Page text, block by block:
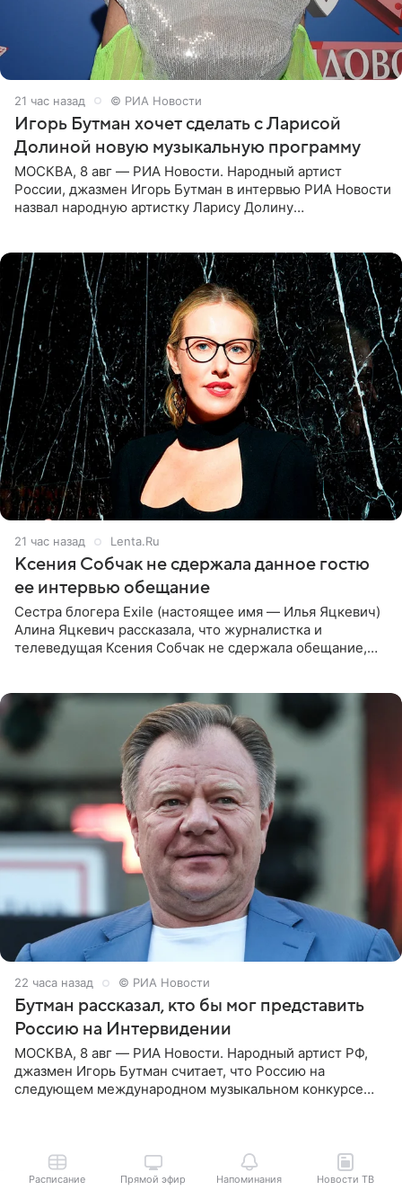
21 час назад © РИА Новости
Игорь Бутман хочет сделать с Ларисой
Долиной новую музыкальную программу
МОСКВА, 8 авг — РИА Новости. Народный артист
России, джазмен Игорь Бутман в интервью РИА Новости
назвал народную артистку Ларису Долину
21 час назад Lenta.Ru
Ксения Собчак не сдержала данное гостю
ее интервью обещание
Сестра блогера Exile (настоящее имя — Илья Яцкевич)
Алина Яцкевич рассказала, что журналистка и
телеведущая Ксения Собчак не сдержала обещание,
22 часа назад © РИА Новости
Бутман рассказал, кто бы мог представить
Россию на Интервидении
МОСКВА, 8 авг — РИА Новости. Народный артист РФ,
джазмен Игорь Бутман считает, что Россию на
следующем международном музыкальном конкурсе
Расписание Прямой эфир Напоминания Новости ТВ